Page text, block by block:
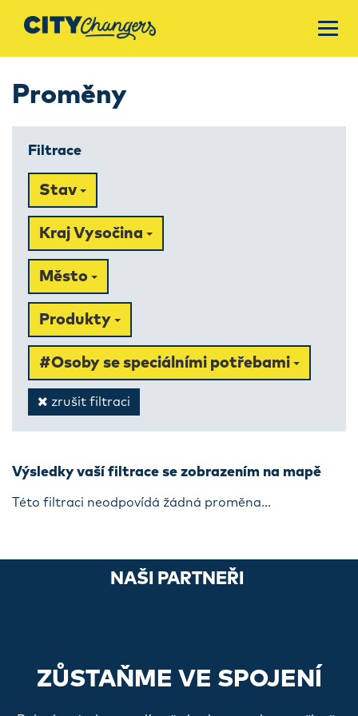
Proměny
Filtrace
Stav
Kraj Vysočina
Město
Produkty
#Osoby se speciálními potřebami
zrušit filtraci
Výsledky vaší filtrace se zobrazením na mapě
Této filtraci neodpovídá žádná proměna...
NAŠI PARTNEŘI
ZŮSTAŇME VE SPOJENÍ